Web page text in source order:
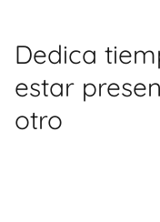
Dedica
estar
otro